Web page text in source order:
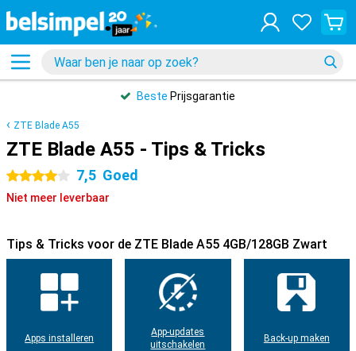
Beste Prijsgarantie
ZTE Blade A55
ZTE Blade A55 - Tips & Tricks
4 sterren 7,5 Goed
Niet meer leverbaar
Tips & Tricks voor de ZTE Blade A55 4GB/128GB Zwart
Apps installeren
App-updates
uitschakelen
Back-up maken